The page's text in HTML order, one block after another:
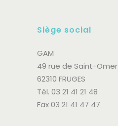
Siège social
GAM
49 rue de Saint-Omer
62310 FRUGES
Tél. 03 21 41 21 48
Fax 03 21 41 47 47